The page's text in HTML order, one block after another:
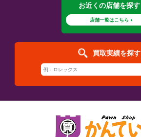
お近くの店舗を探す
店舗一覧はこちら
買取実績を探す